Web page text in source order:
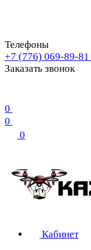
Телефоны
+7 (776) 069-89-81
Заказать звонок
0
0
0
Кабинет